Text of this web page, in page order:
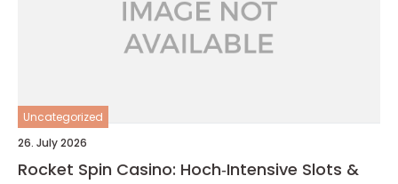
Uncategorized
26. July 2026
Rocket Spin Casino: Hoch‑Intensive Slots &